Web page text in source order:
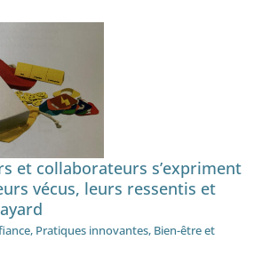
et collaborateurs s’expriment
vécus, leurs ressentis et
, Pratiques innovantes, Bien-être et